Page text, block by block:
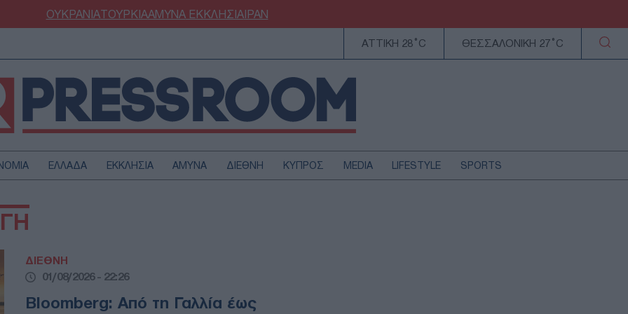
ΟΥΚΡΑΝΙΑΤΟΥΡΚΙΑΑΜΥΝΑΕΚΚΛΗΣΙΑΙΡΑΝ
ΑΤΤΙΚΗ 28°C ΘΕΣΣΑΛΟΝΙΚΗ 27°C
ΕΛΛΑΔΑ ΕΚΚΛΗΣΙΑ ΑΜΥΝΑ ΔΙΕΘΝΗ ΚΥΠΡΟΣ MEDIA LIFESTYLE SPORTS
ΔΙΕΘΝΗ
01/08/2026 - 22:26
Bloomberg: Από τη Γαλλία έως